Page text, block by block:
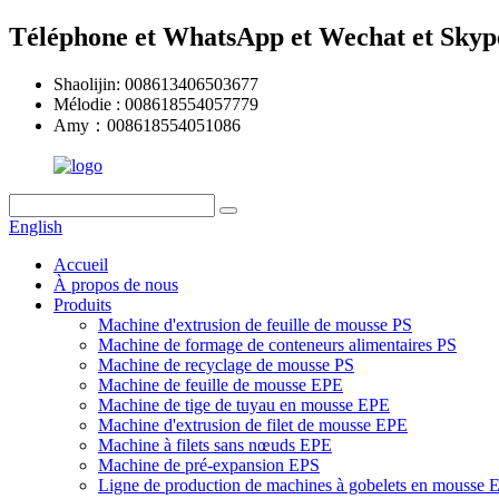
Téléphone et WhatsApp et Wechat et
Shaolijin: 008613406503677
Mélodie : 008618554057779
Amy：008618554051086
English
Accueil
À propos de nous
Produits
Machine d'extrusion de feuille de mousse PS
Machine de formage de conteneurs alimentaires PS
Machine de recyclage de mousse PS
Machine de feuille de mousse EPE
Machine de tige de tuyau en mousse EPE
Machine d'extrusion de filet de mousse EPE
Machine à filets sans nœuds EPE
Machine de pré-expansion EPS
Ligne de production de machines à gobelets en mousse